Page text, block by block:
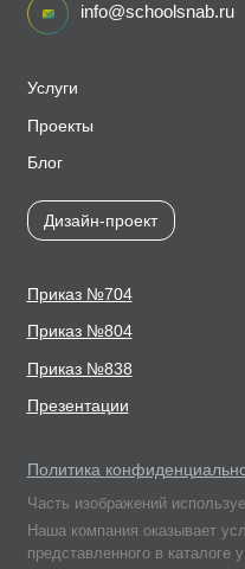
Услуги
Проекты
Блог
Дизайн-проект
Приказ №704
Приказ №804
Приказ №838
Презентации
info@schoolsnab.ru
Политика
Часть изображений
Наша компания оказывает
представленного в